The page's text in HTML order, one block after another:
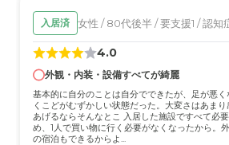
入居済 女性 / 80代後半 / 要支援1 / 認知
4.0
外観・内装・設備すべてが綺麗
基本的に自分のことは自分でできたが、足が悪
くこどがむずかしい状態だった。大変さはあま
あげるならそんなとこ 入居した施設ですべて必
め、1人で買い物に行く必要がなくなったから。
の宿泊もできるからよ...